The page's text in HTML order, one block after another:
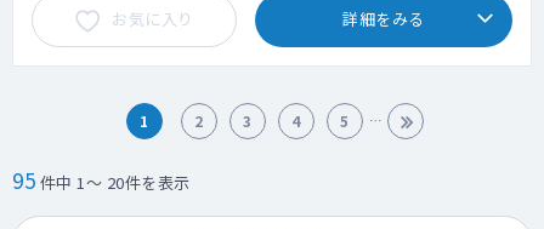
お気に入り 詳細をみる
1 2 3 4 5
95 件中 1～ 20件を表示